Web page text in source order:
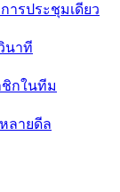
ารประชุมเดียว
นาที
ชิกในทีม
ลายดีล